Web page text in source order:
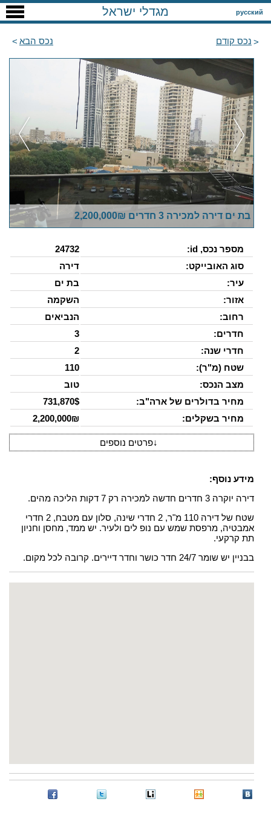
русский מגדלי ישראל
נכס קודם נכס הבא
בת ים דירה למכירה 3 חדרים 2,200,000₪
מספר נכס, id:
24732
סוג האובייקט:
דירה
עיר:
בת ים
אזור:
השקמה
רחוב:
הנביאים
חדרים:
3
חדרי שנה:
2
שטח (מ"ר):
110
מצב הנכס:
טוב
מחיר בדולרים של ארה"ב:
731,870$
מחיר בשקלים:
2,200,000₪
↓פרטים נוספים
מידע נוסף:
דירה יוקרה 3 חדרים חדשה למכירה רק 7 דקות הליכה מהים.
שטח של דירה 110 מ"ר, 2 חדרי שינה, סלון עם מטבח, 2 חדרי
אמבטיה, מרפסת שמש עם נופ לים ולעיר. יש ממד, מחסן וחניון
תת קרקעי.
בבניין יש שומר 24/7 חדר כושר וחדר דיירים. קרובה לכל מקום.